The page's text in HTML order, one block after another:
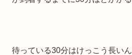
待っている30分はけっこう長いん